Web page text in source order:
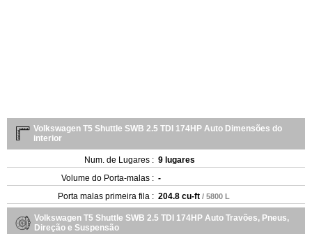
Volkswagen T5 Shuttle SWB 2.5 TDI 174HP Auto Dimensões do
interior
Num. de Lugares : 9 lugares
Volume do Porta-malas : -
Porta malas primeira fila : 204.8 cu-ft / 5800 L
Volkswagen T5 Shuttle SWB 2.5 TDI 174HP Auto Travões, Pneus,
Direção e Suspensão